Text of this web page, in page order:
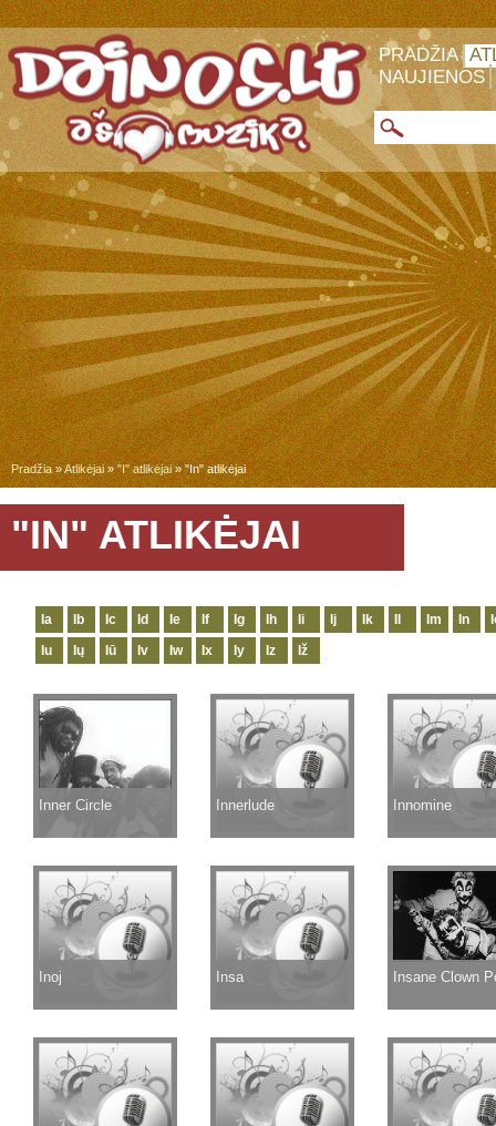
PRADŽIA
NAUJIENOS
Pradžia»Atlikėjai»"I" atlikėjai» "In" atlikėjai
"IN" ATLIKĖJAI
Ia Ib Ic Id Ie If Ig Ih Ii Ij Ik Im In
Iu
Ių Iū Iv Iw Ix Iy Iz Iž
Inner Circle Innerlude Innomine
Inoj Insa Insane Clown